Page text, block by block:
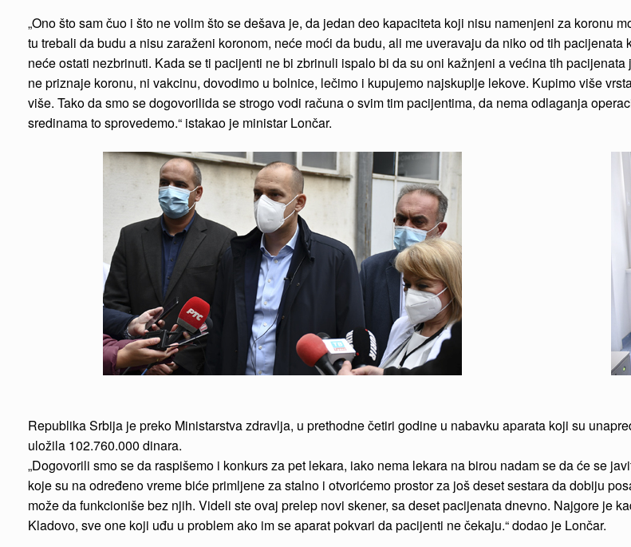
„Ono što sam čuo i što ne volim što se dešava je, da jedan deo kapaciteta koji nisu namenjeni za koronu
tu trebali da budu a nisu zaraženi koronom, neće moći da budu, ali me uveravaju da niko od tih
neće ostati nezbrinuti. Kada se ti pacijenti ne bi zbrinuli ispalo bi da su oni kažnjeni a većina tih
ne priznaje koronu, ni vakcinu, dovodimo u bolnice, lečimo i kupujemo najskuplje lekove. Kupimo više
više. Tako da smo se dogovorilida se strogo vodi računa o svim tim pacijentima, da nema odlaganja
sredinama to sprovedemo.“ istakao je ministar Lončar.
Republika Srbija je preko Ministarstva zdravlja, u prethodne četiri godine u nabavku aparata koji su
uložila 102.760.000 dinara.
„Dogovorili smo se da raspišemo i konkurs za pet lekara, iako nema lekara na birou nadam se da će se
koje su na određeno vreme biće primljene za stalno i otvorićemo prostor za još deset sestara da dobiju
može da funkcioniše bez njih. Videli ste ovaj prelep novi skener, sa deset pacijenata dnevno. Najgore je
Kladovo, sve one koji uđu u problem ako im se aparat pokvari da pacijenti ne čekaju.“ dodao je Lončar.